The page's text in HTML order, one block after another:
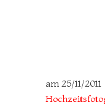
am 25/11/2011